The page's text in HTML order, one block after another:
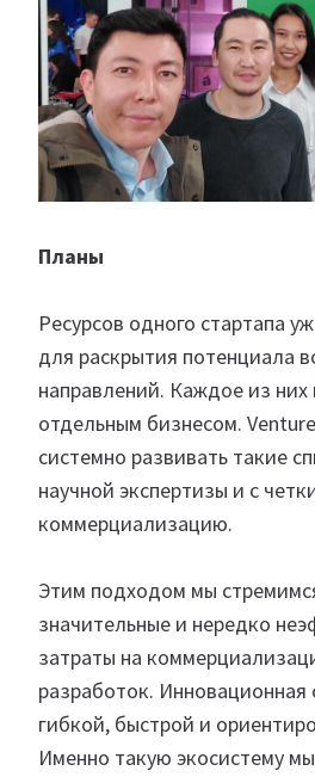
Планы
Ресурсов одного стартапа
для раскрытия потенциала
направлений. Каждое из них
отдельным бизнесом.
системно развивать такие
научной экспертизы и с
коммерциализацию.
Этим подходом мы
значительные и нередко
затраты на
разработок.
гибкой, быстрой и
Именно такую экосистему